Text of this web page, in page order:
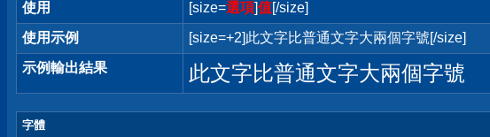
使用 [size=選項]值[/size]
使用示例
[size=+2]此文字比普通文字大兩個字號[/size]
示例輸出結果
此文字比普通文字大兩個字號
字體